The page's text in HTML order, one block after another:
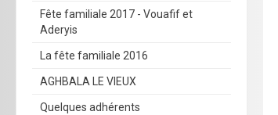
Fête familiale 2017 - Vouafif et
Aderyis
La fête familiale 2016
AGHBALA LE VIEUX
Quelques adhérents